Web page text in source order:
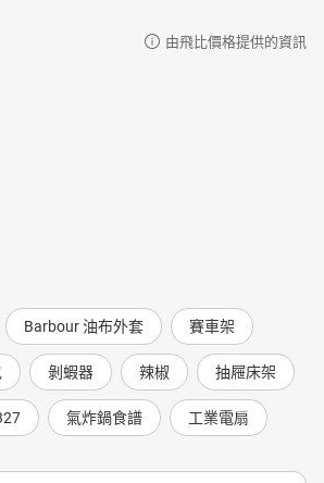
由飛比價格提供的資訊
Barbour 油布外套 賽車架
剝蝦器 辣椒 抽屜床架
氣炸鍋食譜 工業電扇